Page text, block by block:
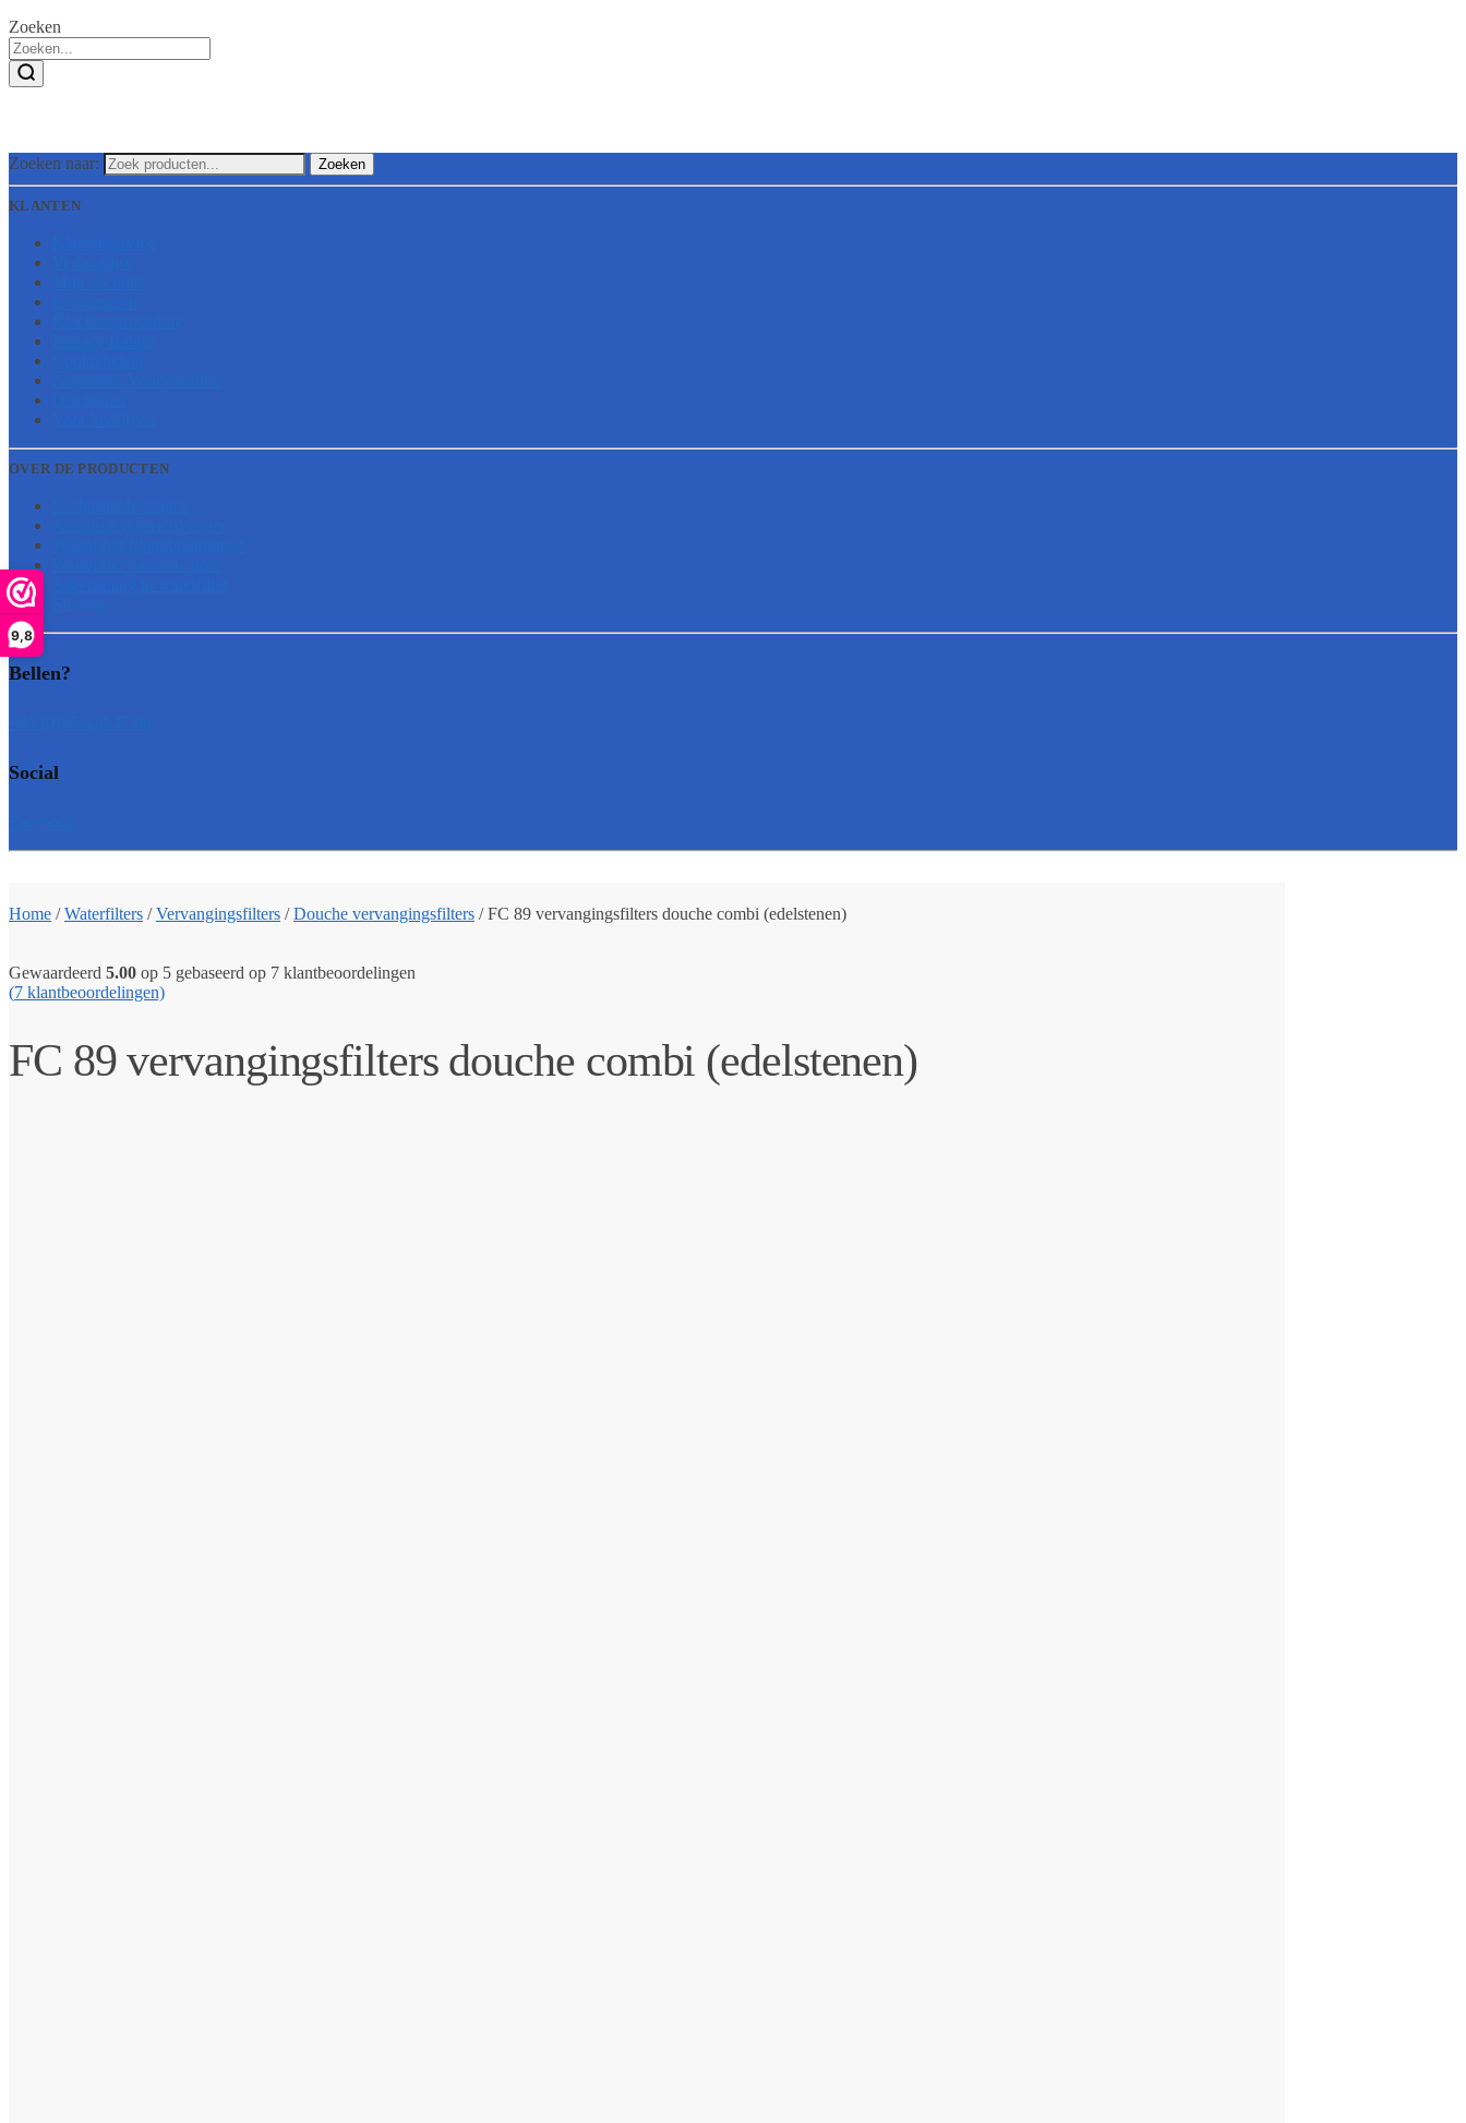
9,8
Zoeken
Zoeken naar: Zoeken
KLANTEN
OVER DE PRODUCTEN
Bellen?
Social
Home /Waterfilters /Vervangingsfilters /Douche vervangingsfilters /FC 89 vervangingsfilters douche combi (edelstenen)
Gewaardeerd 5.00 op 5 gebaseerd op 7 klantbeoordelingen
(7 klantbeoordelingen)
FC 89 vervangingsfilters douche combi (edelstenen)